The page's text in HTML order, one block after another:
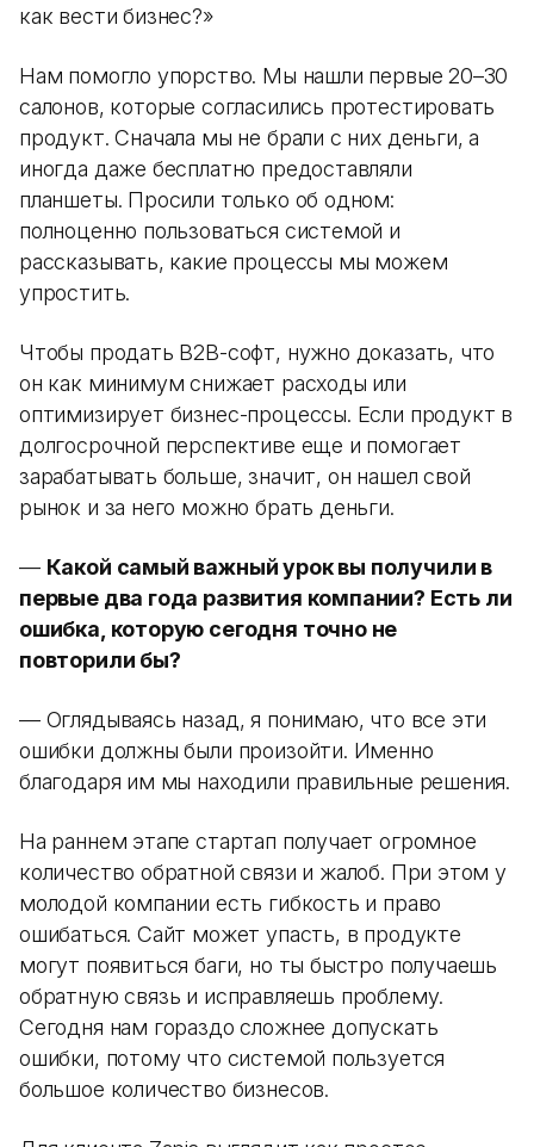
как вести бизнес?»
Нам помогло упорство. Мы нашли первые 20–30
салонов, которые согласились протестировать
продукт. Сначала мы не брали с них деньги, а
иногда даже бесплатно предоставляли
планшеты. Просили только об одном:
полноценно пользоваться системой и
рассказывать, какие процессы мы можем
упростить.
Чтобы продать B2B-софт, нужно доказать, что
он как минимум снижает расходы или
оптимизирует бизнес-процессы. Если продукт в
долгосрочной перспективе еще и помогает
зарабатывать больше, значит, он нашел свой
рынок и за него можно брать деньги.
— Какой самый важный урок вы получили в
первые два года развития компании? Есть ли
ошибка, которую сегодня точно не
повторили бы?
— Оглядываясь назад, я понимаю, что все эти
ошибки должны были произойти. Именно
благодаря им мы находили правильные решения.
На раннем этапе стартап получает огромное
количество обратной связи и жалоб. При этом у
молодой компании есть гибкость и право
ошибаться. Сайт может упасть, в продукте
могут появиться баги, но ты быстро получаешь
обратную связь и исправляешь проблему.
Сегодня нам гораздо сложнее допускать
ошибки, потому что системой пользуется
большое количество бизнесов.